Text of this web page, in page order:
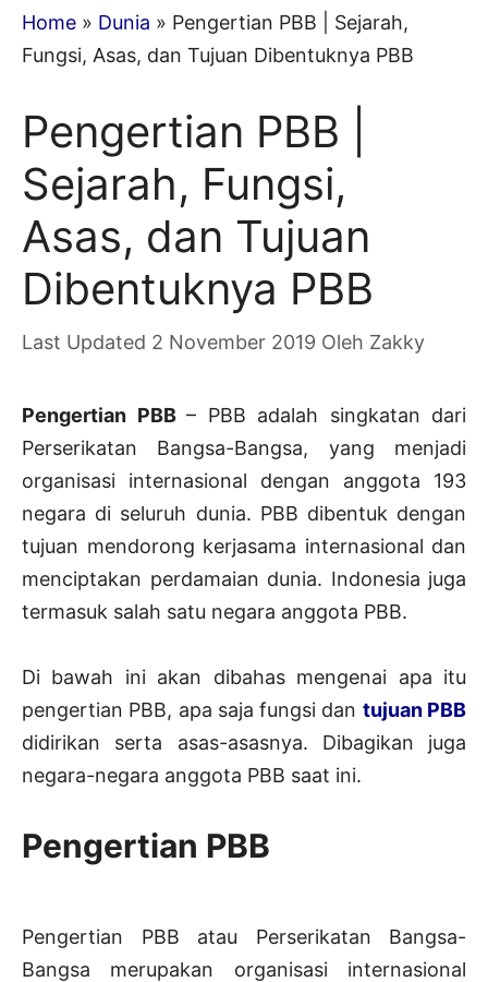
Home » Dunia » Pengertian PBB | Sejarah,
Fungsi, Asas, dan Tujuan Dibentuknya PBB
Pengertian PBB |
Sejarah, Fungsi,
Asas, dan Tujuan
Dibentuknya PBB
2 November 2019 Oleh Zakky
Pengertian PBB – PBB adalah singkatan dari
Perserikatan Bangsa-Bangsa, yang menjadi
organisasi internasional dengan anggota 193
negara di seluruh dunia. PBB dibentuk dengan
tujuan mendorong kerjasama internasional dan
menciptakan perdamaian dunia. Indonesia juga
termasuk salah satu negara anggota PBB.
Di bawah ini akan dibahas mengenai apa itu
pengertian PBB, apa saja fungsi dan tujuan PBB
didirikan serta asas-asasnya. Dibagikan juga
negara-negara anggota PBB saat ini.
Pengertian PBB
Pengertian PBB atau Perserikatan Bangsa-
Bangsa merupakan organisasi internasional